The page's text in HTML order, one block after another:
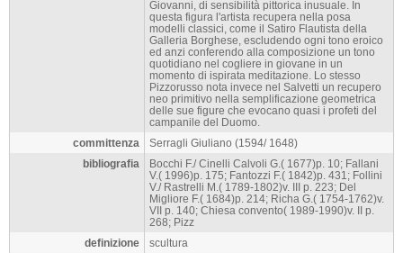
Giovanni, di sensibilità pittorica inusuale. In
questa figura l'artista recupera nella posa
modelli classici, come il Satiro Flautista della
Galleria Borghese, escludendo ogni tono eroico
ed anzi conferendo alla composizione un tono
quotidiano nel cogliere in giovane in un
momento di ispirata meditazione. Lo stesso
Pizzorusso nota invece nel Salvetti un recupero
neo primitivo nella semplificazione geometrica
delle sue figure che evocano quasi i profeti del
campanile del Duomo.
committenza
Serragli Giuliano (1594/ 1648)
bibliografia
Bocchi F./ Cinelli Calvoli G.( 1677)p. 10; Fallani
V.( 1996)p. 175; Fantozzi F.( 1842)p. 431; Follini
V./ Rastrelli M.( 1789-1802)v. III p. 223; Del
Migliore F.( 1684)p. 214; Richa G.( 1754-1762)v.
VII p. 140; Chiesa convento( 1989-1990)v. II p.
268; Pizz
definizione
scultura